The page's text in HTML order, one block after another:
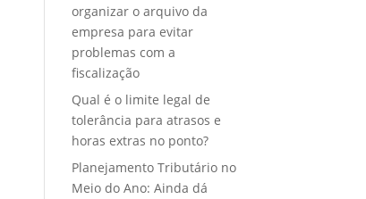
organizar o arquivo da
empresa para evitar
problemas com a
fiscalização
Qual é o limite legal de
tolerância para atrasos e
horas extras no ponto?
Planejamento Tributário no
Meio do Ano: Ainda dá